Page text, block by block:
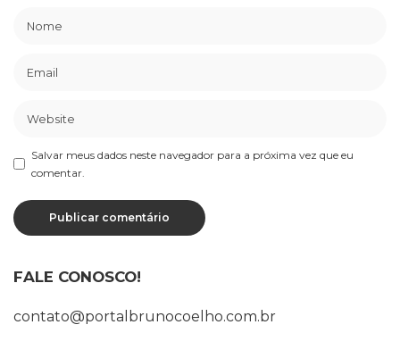
Salvar meus dados neste navegador para a próxima vez que eu
comentar.
FALE CONOSCO!
contato@portalbrunocoelho.com.br